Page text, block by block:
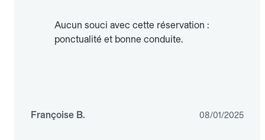
Aucun souci avec cette réservation :
ponctualité et bonne conduite.
Françoise B. 08/01/2025